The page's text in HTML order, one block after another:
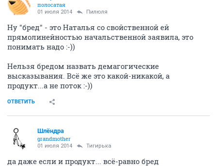
полосатая
01 июля 2014 Пилюля
Ну "бред" - это Наталья со свойственной ей
прямолинейностью начальственной заявила, это
понимать надо :-))
Нельзя бредом назвать демагогические
высказывания. Всё же это какой-никакой, а
продукт...а не поток :-))
ОТВЕТИТЬ
Шлёндра
grandmother
01 июля 2014 Тигирька
да даже если и продукт... всё-равно бред